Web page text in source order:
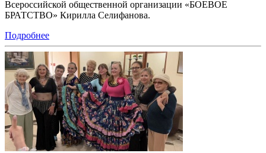
Всероссийской общественной организации «БОЕВОЕ
БРАТСТВО» Кирилла Селифанова.
Подробнее